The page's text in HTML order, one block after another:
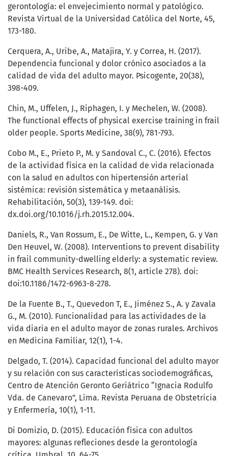
gerontología: el envejecimiento normal y patológico.
Revista Virtual de la Universidad Católica del Norte, 45,
173-180.
Cerquera, A., Uribe, A., Matajira, Y. y Correa, H. (2017).
Dependencia funcional y dolor crónico asociados a la
calidad de vida del adulto mayor. Psicogente, 20(38),
398-409.
Chin, M., Uffelen, J., Riphagen, I. y Mechelen, W. (2008).
The functional effects of physical exercise training in frail
older people. Sports Medicine, 38(9), 781-793.
Cobo M., E., Prieto P., M. y Sandoval C., C. (2016). Efectos
de la actividad física en la calidad de vida relacionada
con la salud en adultos con hipertensión arterial
sistémica: revisión sistemática y metaanálisis.
Rehabilitación, 50(3), 139-149. doi:
dx.doi.org/10.1016/j.rh.2015.12.004.
Daniels, R., Van Rossum, E., De Witte, L., Kempen, G. y Van
Den Heuvel, W. (2008). Interventions to prevent disability
in frail community-dwelling elderly: a systematic review.
BMC Health Services Research, 8(1, article 278). doi:
doi:10.1186/1472-6963-8-278.
De la Fuente B., T., Quevedon T, E., Jiménez S., A. y Zavala
G., M. (2010). Funcionalidad para las actividades de la
vida diaria en el adulto mayor de zonas rurales. Archivos
en Medicina Familiar, 12(1), 1-4.
Delgado, T. (2014). Capacidad funcional del adulto mayor
y su relación con sus características sociodemográficas,
Centro de Atención Geronto Geriátrico “Ignacia Rodulfo
Vda. de Canevaro”, Lima. Revista Peruana de Obstetricia
y Enfermería, 10(1), 1-11.
Di Domizio, D. (2015). Educación física con adultos
mayores: algunas refleciones desde la gerontología